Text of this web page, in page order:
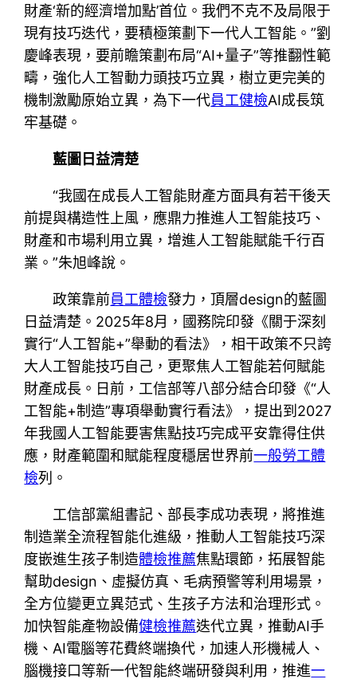
財產‘新的經濟增加點’首位。我們不克不及局限于
現有技巧迭代，要積極策劃下一代人工智能。”劉
慶峰表現，要前瞻策劃布局“AI+量子”等推翻性範
疇，強化人工智動力頭技巧立異，樹立更完美的
機制激勵原始立異，為下一代員工健檢AI成長筑
牢基礎。
藍圖日益清楚
“我國在成長人工智能財產方面具有若干後天
前提與構造性上風，應鼎力推進人工智能技巧、
財產和市場利用立異，增進人工智能賦能千行百
業。”朱旭峰說。
政策靠前員工體檢發力，頂層design的藍圖
日益清楚。2025年8月，國務院印發《關于深刻
實行“人工智能+”舉動的看法》，相干政策不只誇
大人工智能技巧自己，更聚焦人工智能若何賦能
財產成長。日前，工信部等八部分結合印發《“人
工智能+制造”專項舉動實行看法》，提出到2027
年我國人工智能要害焦點技巧完成平安靠得住供
應，財產範圍和賦能程度穩居世界前一般勞工體
檢列。
工信部黨組書記、部長李成功表現，將推進
制造業全流程智能化進級，推動人工智能技巧深
度嵌進生孩子制造體檢推薦焦點環節，拓展智能
幫助design、虛擬仿真、毛病預警等利用場景，
全方位變更立異范式、生孩子方法和治理形式。
加快智能產物設備健檢推薦迭代立異，推動AI手
機、AI電腦等花費終端換代，加速人形機械人、
腦機接口等新一代智能終端研發與利用，推進一